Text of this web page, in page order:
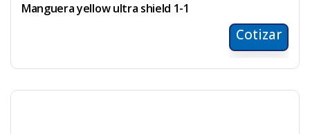
Manguera yellow ultra shield 1-1
Cotizar